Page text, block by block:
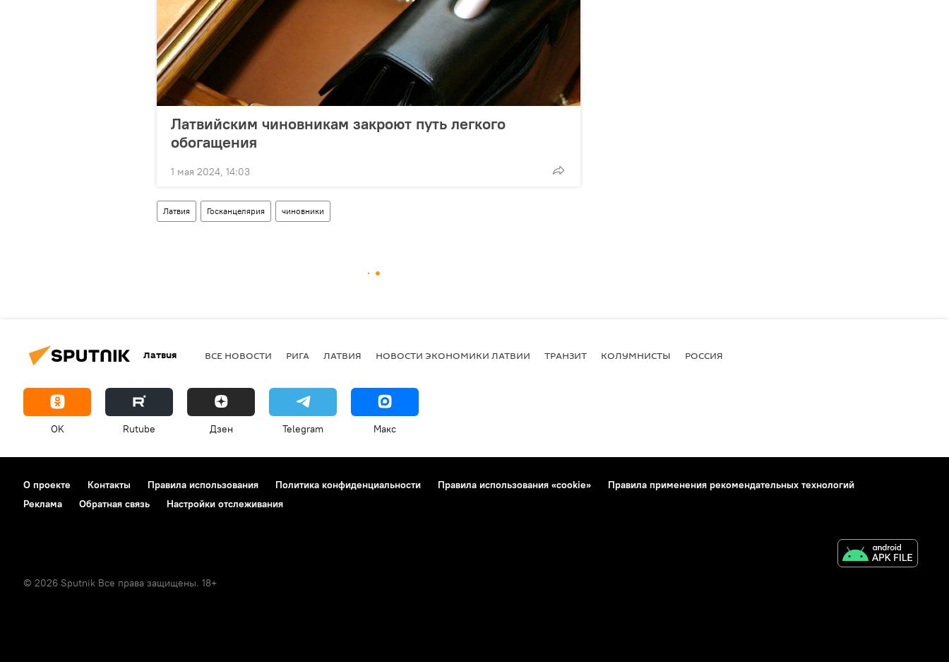
Латвийским чиновникам закроют путь легкого
обогащения
1 мая 2024, 14:03
Латвия Госканцелярия чиновники
Латвия ВСЕ НОВОСТИ РИГА ЛАТВИЯ НОВОСТИ ЭКОНОМИКИ ЛАТВИИ ТРАНЗИТ КОЛУМНИСТЫ РОССИЯ
OK Rutube Дзен Telegram Макс
О проекте Контакты Правила использования Политика конфиденциальности Правила использования «cookie»
Правила применения рекомендательных технологий
Реклама
Обратная связь Настройки отслеживания
© 2026 Sputnik Все права защищены. 18+